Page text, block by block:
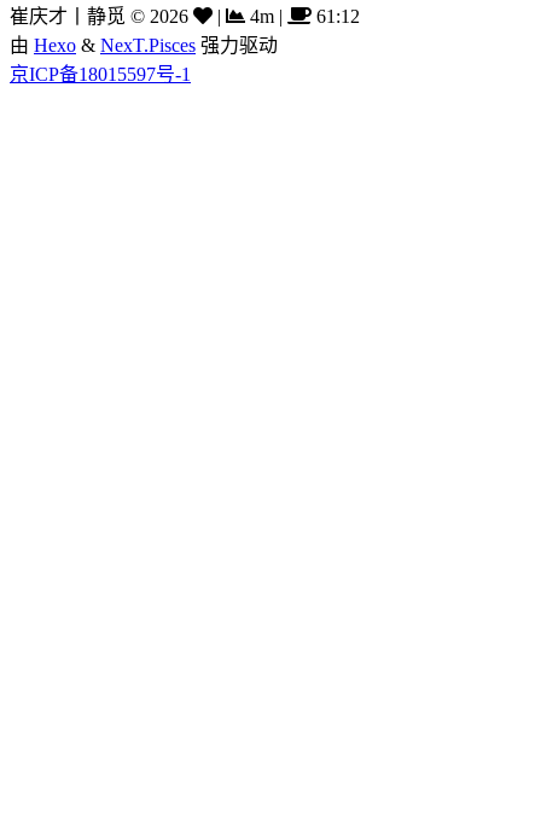
崔庆才丨静觅 © 2026 | 4m |
61:12
由 Hexo & NexT.Pisces 强力驱动
京ICP备18015597号-1